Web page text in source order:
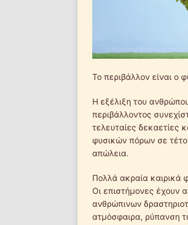
Το περιβάλλον είναι ο
Η εξέλιξη του
περιβάλλοντος
τελευταίες δεκαετίες
φυσικών πόρων σε
απώλεια.
Πολλά ακραία καιρικά
Οι επιστήμονες έχουν
ανθρώπινων
ατμόσφαιρα, ρύπανση